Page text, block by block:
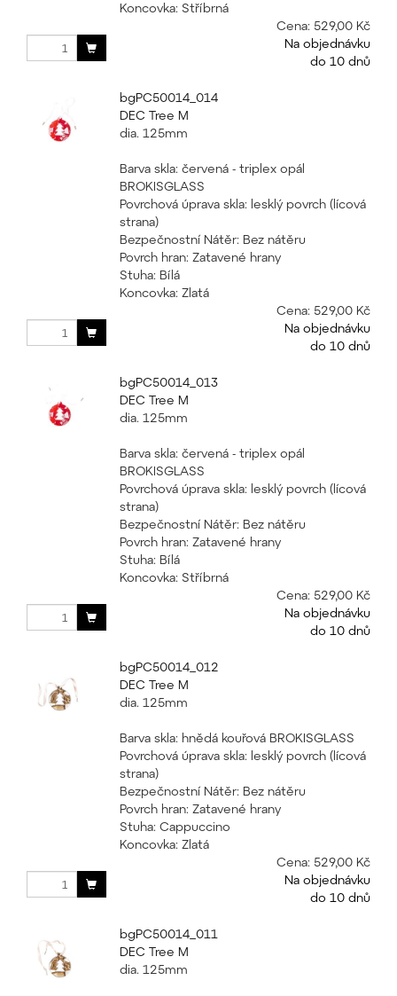
Koncovka: Stříbrná
Cena: 529,00 Kč
Na objednávku
do 10 dnů
bgPC50014_014
DEC Tree M
dia. 125mm
Barva skla: červená - triplex opál
BROKISGLASS
Povrchová úprava skla: lesklý povrch (lícová
strana)
Bezpečnostní Nátěr: Bez nátěru
Povrch hran: Zatavené hrany
Stuha: Bílá
Koncovka: Zlatá
Cena: 529,00 Kč
Na objednávku
do 10 dnů
bgPC50014_013
DEC Tree M
dia. 125mm
Barva skla: červená - triplex opál
BROKISGLASS
Povrchová úprava skla: lesklý povrch (lícová
strana)
Bezpečnostní Nátěr: Bez nátěru
Povrch hran: Zatavené hrany
Stuha: Bílá
Koncovka: Stříbrná
Cena: 529,00 Kč
Na objednávku
do 10 dnů
bgPC50014_012
DEC Tree M
dia. 125mm
Barva skla: hnědá kouřová BROKISGLASS
Povrchová úprava skla: lesklý povrch (lícová
strana)
Bezpečnostní Nátěr: Bez nátěru
Povrch hran: Zatavené hrany
Stuha: Cappuccino
Koncovka: Zlatá
Cena: 529,00 Kč
Na objednávku
do 10 dnů
bgPC50014_011
DEC Tree M
dia. 125mm